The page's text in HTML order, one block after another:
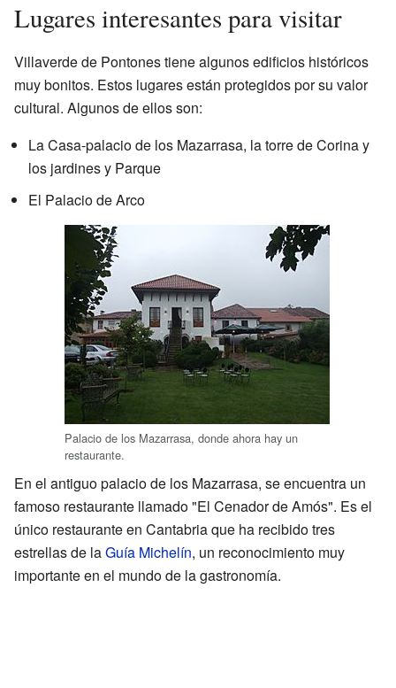
Lugares interesantes para visitar
Villaverde de Pontones tiene algunos edificios históricos
muy bonitos. Estos lugares están protegidos por su valor
cultural. Algunos de ellos son:
La Casa-palacio de los Mazarrasa, la torre de Corina y
los jardines y Parque
El Palacio de Arco
Palacio de los Mazarrasa, donde ahora hay un
restaurante.
En el antiguo palacio de los Mazarrasa, se encuentra un
famoso restaurante llamado "El Cenador de Amós". Es el
único restaurante en Cantabria que ha recibido tres
estrellas de laGuía Michelín, un reconocimiento muy
importante en el mundo de la gastronomía.